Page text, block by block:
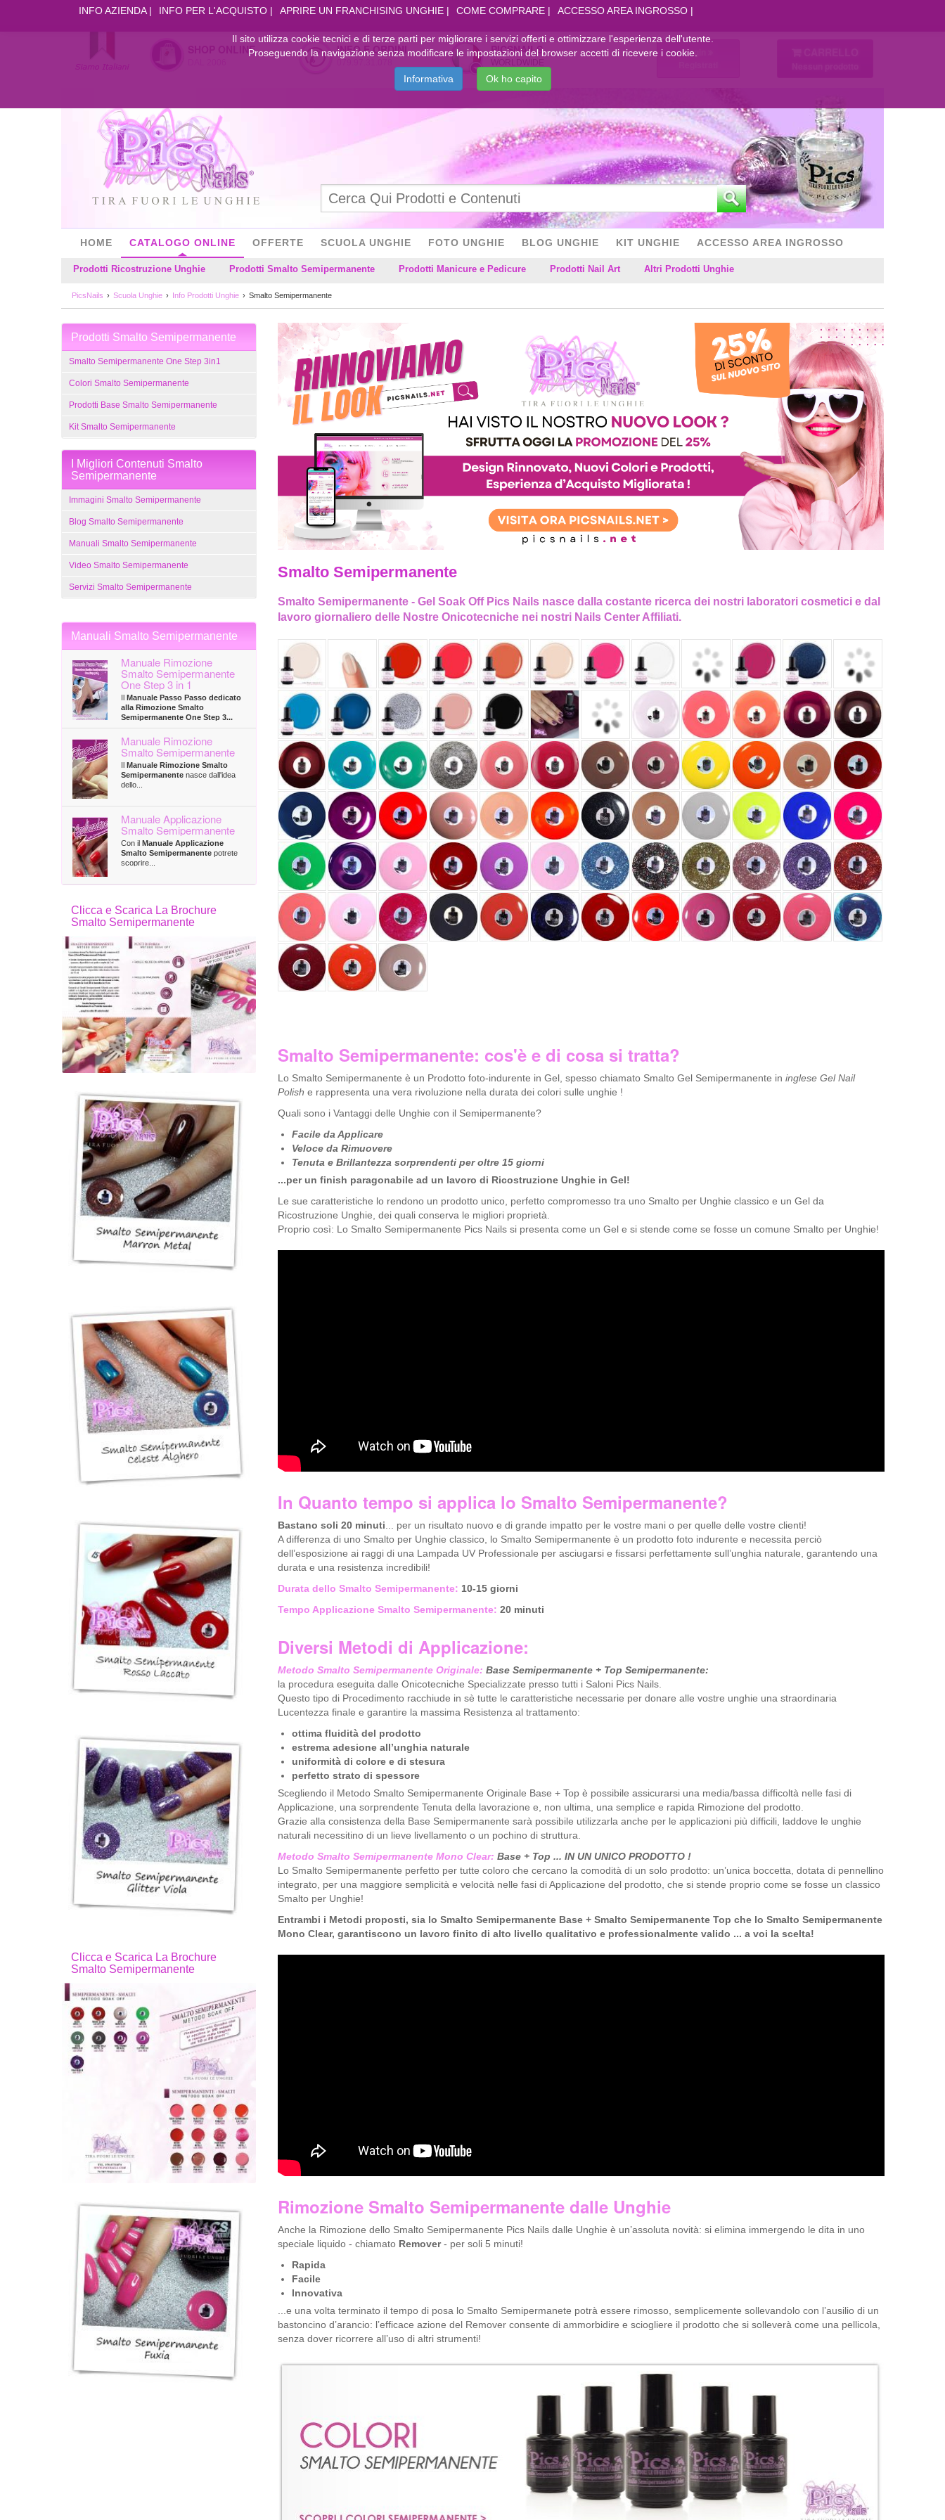
INFO AZIENDA INFO PER L'ACQUISTO APRIRE UN FRANCHISING UNGHIE COME COMPRARE ACCESSO AREA INGROSSO
SHOP ONLINE INFO E ORDINI PICSNAILS
Login
HOME CATALOGO ONLINE
Prodotti Ricostruzione Unghie Prodotti Smalto Semipermanente Prodotti Manicure e Pedicure Prodotti Nail Art Altri Prodotti Unghie
OFFERTE SCUOLA UNGHIE FOTO UNGHIE BLOG UNGHIE KIT UNGHIE ACCESSO AREA INGROSSO
PicsNails Scuola Unghie Info Prodotti Unghie Smalto Semipermanente
Prodotti Smalto Semipermanente
Smalto Semipermanente One Step 3in1
Colori Smalto Semipermanente
Prodotti Base Smalto Semipermanente
Kit Smalto Semipermanente
I Migliori Contenuti Smalto
Semipermanente
Immagini Smalto Semipermanente
Blog Smalto Semipermanente
Manuali Smalto Semipermanente
Video Smalto Semipermanente
Servizi Smalto Semipermanente
Manuali Smalto Semipermanente
Manuale Rimozione
Smalto Semipermanente
One Step 3 in 1
Il Manuale Passo Passo dedicato
alla Rimozione Smalto
Semipermanente One Step 3...
Manuale Rimozione
Smalto Semipermanente
Il Manuale Rimozione Smalto
Semipermanentenasce dall'idea
dello...
Manuale Applicazione
Smalto Semipermanente
Con il Manuale Applicazione
Smalto Semipermanente potrete
scoprire...
Clicca e Scarica La Brochure
Smalto Semipermanente
Clicca e Scarica La Brochure
Smalto Semipermanente
Smalto Semipermanente
​Smalto Semipermanente - Gel Soak Off Pics Nails nasce dalla costante ricerca dei nostri laboratori cosmetici e dal
lavoro giornaliero delle Nostre Onicotecniche nei nostri Nails Center Affiliati.
Smalto Semipermanente: cos'è e di cosa si tratta?
Lo Smalto Semipermanente è un Prodotto foto-indurente in Gel, spesso chiamato Smalto Gel Semipermanente in inglese Gel Nail
Polish e rappresenta una vera rivoluzione nella durata dei colori sulle unghie !
Quali sono i Vantaggi delle Unghie con il Semipermanente?
Facile da Applicare
Veloce da Rimuovere
Tenuta e Brillantezza sorprendenti per oltre 15 giorni
...per un finish paragonabile ad un lavoro di Ricostruzione Unghie in Gel!
Le sue caratteristiche lo rendono un prodotto unico, perfetto compromesso tra uno Smalto per Unghie classico e un Gel da
Ricostruzione Unghie, dei quali conserva le migliori proprietà.
Proprio così: Lo Smalto Semipermanente Pics Nails si presenta come un Gel e si stende come se fosse un comune Smalto per Unghie!
In Quanto tempo si applica lo Smalto Semipermanente?
Bastano soli 20 minuti... per un risultato nuovo e di grande impatto per le vostre mani o per quelle delle vostre clienti!
A differenza di uno Smalto per Unghie classico, lo Smalto Semipermanente è un prodotto foto indurente e necessita perciò
dell’esposizione ai raggi di una Lampada UV Professionale per asciugarsi e fissarsi perfettamente sull’unghia naturale, garantendo una
durata e una resistenza incredibili!
Durata dello Smalto Semipermanente: 10-15 giorni
Tempo Applicazione Smalto Semipermanente: 20 minuti
Diversi Metodi di Applicazione:
Metodo Smalto Semipermanente Originale: Base Semipermanente + Top Semipermanente:
la procedura eseguita dalle Onicotecniche Specializzate presso tutti i Saloni Pics Nails.
Questo tipo di Procedimento racchiude in sè tutte le caratteristiche necessarie per donare alle vostre unghie una straordinaria
Lucentezza finale e garantire la massima Resistenza al trattamento:
ottima fluidità del prodotto
estrema adesione all’unghia naturale
uniformità di colore e di stesura
perfetto strato di spessore
Scegliendo il Metodo Smalto Semipermanente Originale Base + Top è possibile assicurarsi una media/bassa difficoltà nelle fasi di
Applicazione, una sorprendente Tenuta della lavorazione e, non ultima, una semplice e rapida Rimozione del prodotto.
Grazie alla consistenza della Base Semipermanente sarà possibile utilizzarla anche per le applicazioni più difficili, laddove le unghie
naturali necessitino di un lieve livellamento o un pochino di struttura.
Metodo Smalto Semipermanente Mono Clear: Base + Top ... IN UN UNICO PRODOTTO !
Lo Smalto Semipermanente perfetto per tutte coloro che cercano la comodità di un solo prodotto: un’unica boccetta, dotata di pennellino
integrato, per una maggiore semplicità e velocità nelle fasi di Applicazione del prodotto, che si stende proprio come se fosse un classico
Smalto per Unghie!
Entrambi i Metodi proposti, sia lo Smalto Semipermanente Base + Smalto Semipermanente Top che lo Smalto Semipermanente
Mono Clear, garantiscono un lavoro finito di alto livello qualitativo e professionalmente valido ... a voi la scelta!
Rimozione Smalto Semipermanente dalle Unghie
Anche la Rimozione dello Smalto Semipermanente Pics Nails dalle Unghie è un’assoluta novità: si elimina immergendo le dita in uno
speciale liquido - chiamato Remover- per soli 5 minuti!
Rapida
Facile
Innovativa
...e una volta terminato il tempo di posa lo Smalto Semipermanete potrà essere rimosso, semplicemente sollevandolo con l’ausilio di un
bastoncino d’arancio: l’efficace azione del Remover consente di ammorbidire e sciogliere il prodotto che si solleverà come una pellicola,
senza dover ricorrere all’uso di altri strumenti!
Il sito utilizza cookie tecnici e di terze parti per migliorare i servizi offerti e ottimizzare l'esperienza dell'utente.
Proseguendo la navigazione senza modificare le impostazioni del browser accetti di ricevere i cookie.
Informativa Ok ho capito